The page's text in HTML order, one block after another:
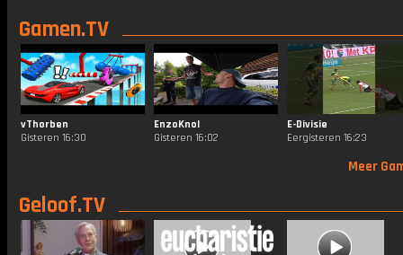
Gamen.TV
vThorben
Gisteren 16:30
EnzoKnol
Gisteren 16:02
E-Divisie
Eergisteren 16:23
Meer
Geloof.TV